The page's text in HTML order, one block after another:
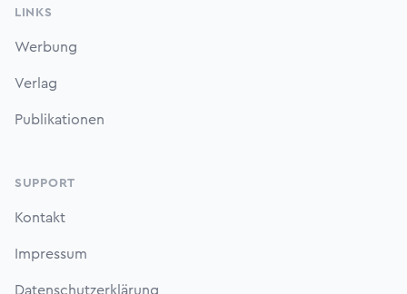
LINKS
Werbung
Verlag
Publikationen
SUPPORT
Kontakt
Impressum
Datenschutzerklärung